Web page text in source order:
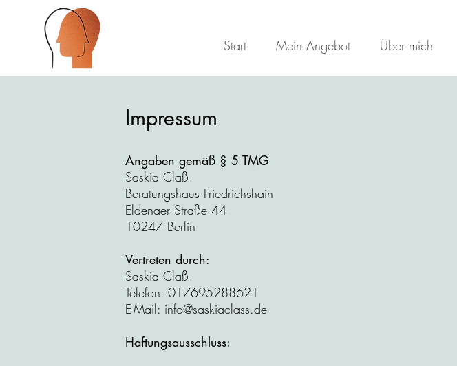
Start Mein Angebot Über mich
Impressum
Angaben gemäß § 5 TMG
Saskia Claß
Beratungshaus Friedrichshain
Eldenaer Straße 44
10247 Berlin
Vertreten durch:
Saskia Claß
Telefon: 017695288621
E-Mail: info@saskiaclass.de
Haftungsausschluss: